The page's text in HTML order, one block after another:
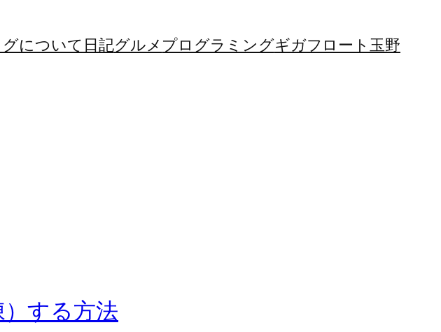
について 日記グルメ プログラミングギガフロート玉野
する方法